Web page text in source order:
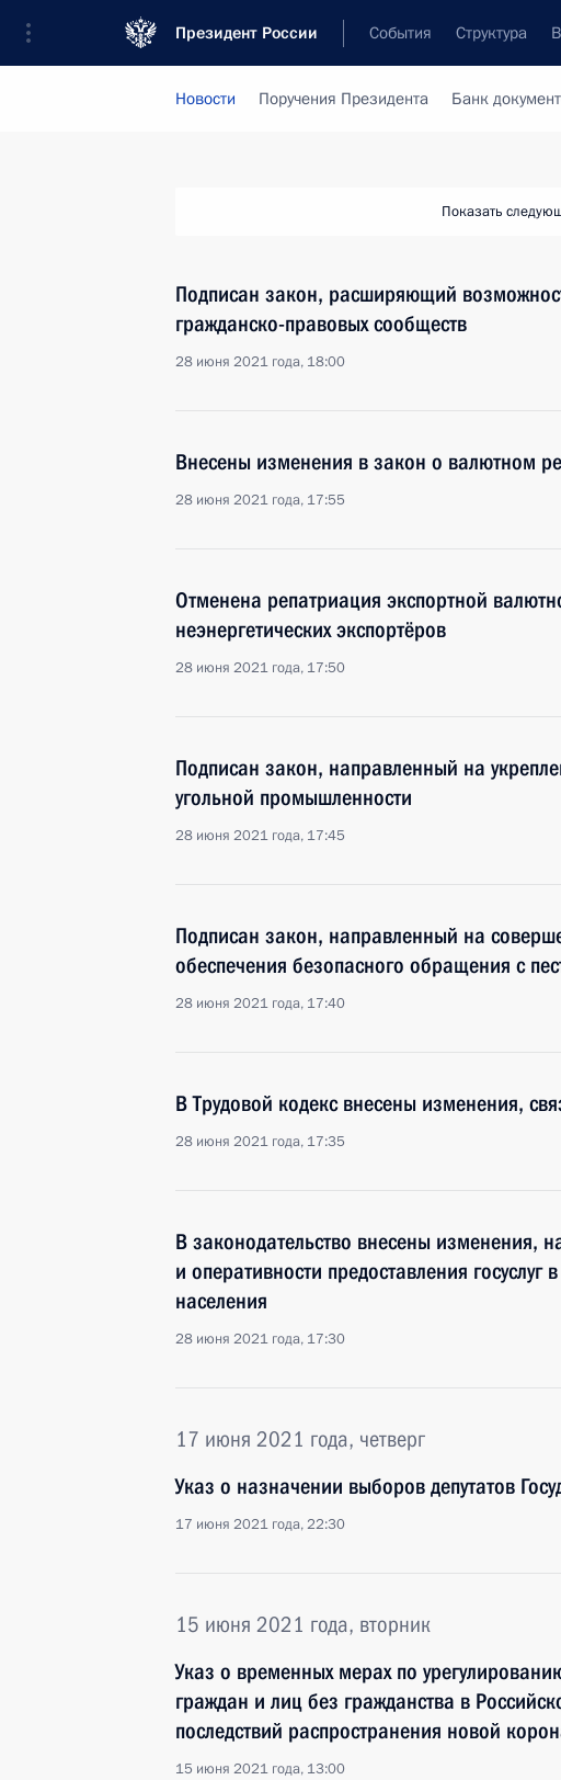
Президент России События Структура
Новости Поручения Президента Банк
Показать
Подписан закон, расширяющий
гражданско-правовых сообществ
28 июня 2021 года, 18:00
Внесены изменения в закон о валютном
28 июня 2021 года, 17:55
Отменена репатриация экспортной
неэнергетических экспортёров
28 июня 2021 года, 17:50
Подписан закон, направленный на
угольной промышленности
28 июня 2021 года, 17:45
Подписан закон, направленный на
обеспечения безопасного обращения с
28 июня 2021 года, 17:40
В Трудовой кодекс внесены изменения,
28 июня 2021 года, 17:35
В законодательство внесены изменения,
и оперативности предоставления госуслуг
населения
28 июня 2021 года, 17:30
17 июня 2021 года, четверг
Указ о назначении выборов депутатов
17 июня 2021 года, 22:30
15 июня 2021 года, вторник
Указ о временных мерах по
граждан и лиц без гражданства в
последствий распространения новой
15 июня 2021 года, 13:00